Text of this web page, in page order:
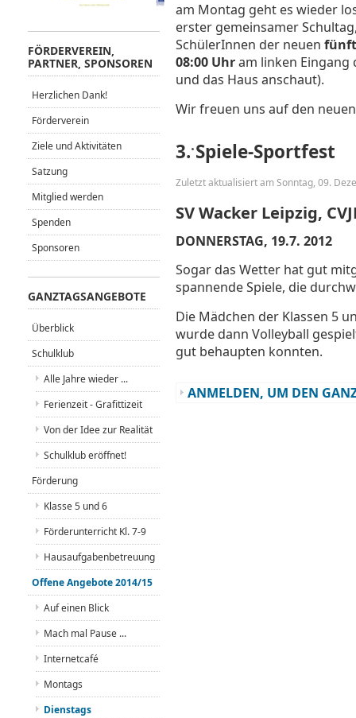
am Montag geht es wieder
erster gemeinsamer
SchülerInnen der neuen
08:00 Uhram linken Eingang
und das Haus anschaut).
Wir freuen uns auf den
3. Spiele-Sportfest
Zuletzt aktualisiert am Sonntag, 09.
SV Wacker Leipzig,
DONNERSTAG, 19.7. 2012
Sogar das Wetter hat gut
spannende Spiele, die
Die Mädchen der Klassen 5
wurde dann Volleyball
gut behaupten konnten.
ANMELDEN, UM DEN
FÖRDERVEREIN,
PARTNER, SPONSOREN
Herzlichen Dank!
Förderverein
Ziele und Aktivitäten
Satzung
Mitglied werden
Spenden
Sponsoren
GANZTAGSANGEBOTE
Überblick
Schulklub
Alle Jahre wieder ...
Ferienzeit - Grafittizeit
Von der Idee zur Realität
Schulklub eröffnet!
Förderung
Klasse 5 und 6
Förderunterricht Kl. 7-9
Hausaufgabenbetreuung
Offene Angebote 2014/15
Auf einen Blick
Mach mal Pause ...
Internetcafé
Montags
Dienstags